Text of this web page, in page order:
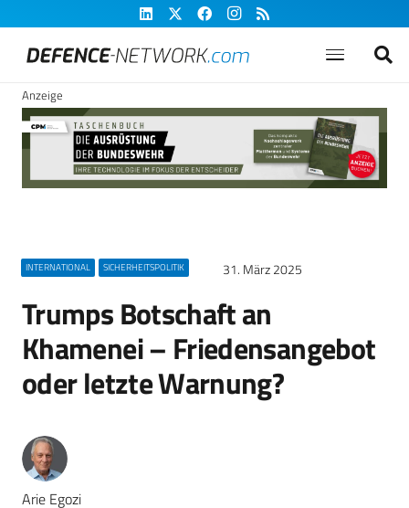
Anzeige
INTERNATIONAL SICHERHEITSPOLITIK 31. März 2025
Trumps Botschaft an
Khamenei – Friedensangebot
oder letzte Warnung?
Arie Egozi